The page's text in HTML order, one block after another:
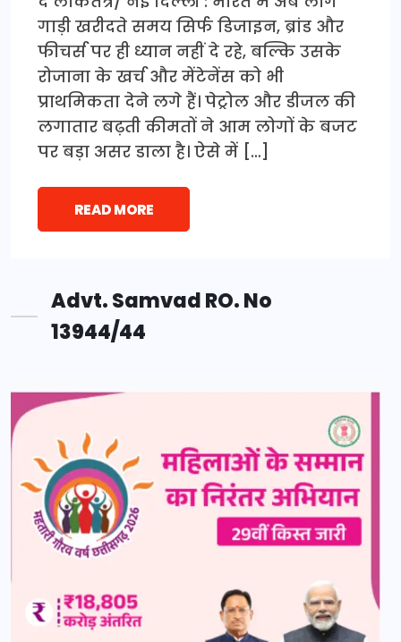
गाड़ी खरीदते समय सिर्फ डिजाइन, ब्रांड और
फीचर्स पर ही ध्यान नहीं दे रहे, बल्कि उसके
रोजाना के खर्च और मेंटेनेंस को भी
प्राथमिकता देने लगे हैं। पेट्रोल और डीजल की
लगातार बढ़ती कीमतों ने आम लोगों के बजट
पर बड़ा असर डाला है। ऐसे में […]
READ MORE
Advt. Samvad RO. No
13944/44